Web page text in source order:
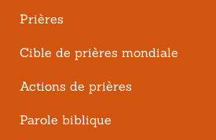
Prières
Cible de prières mondiale
Actions de prières
Parole biblique